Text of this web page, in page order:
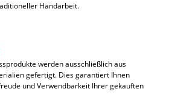
Handarbeit.
werden ausschließlich aus
gefertigt. Dies garantiert Ihnen
und Verwendbarkeit Ihrer gekauften